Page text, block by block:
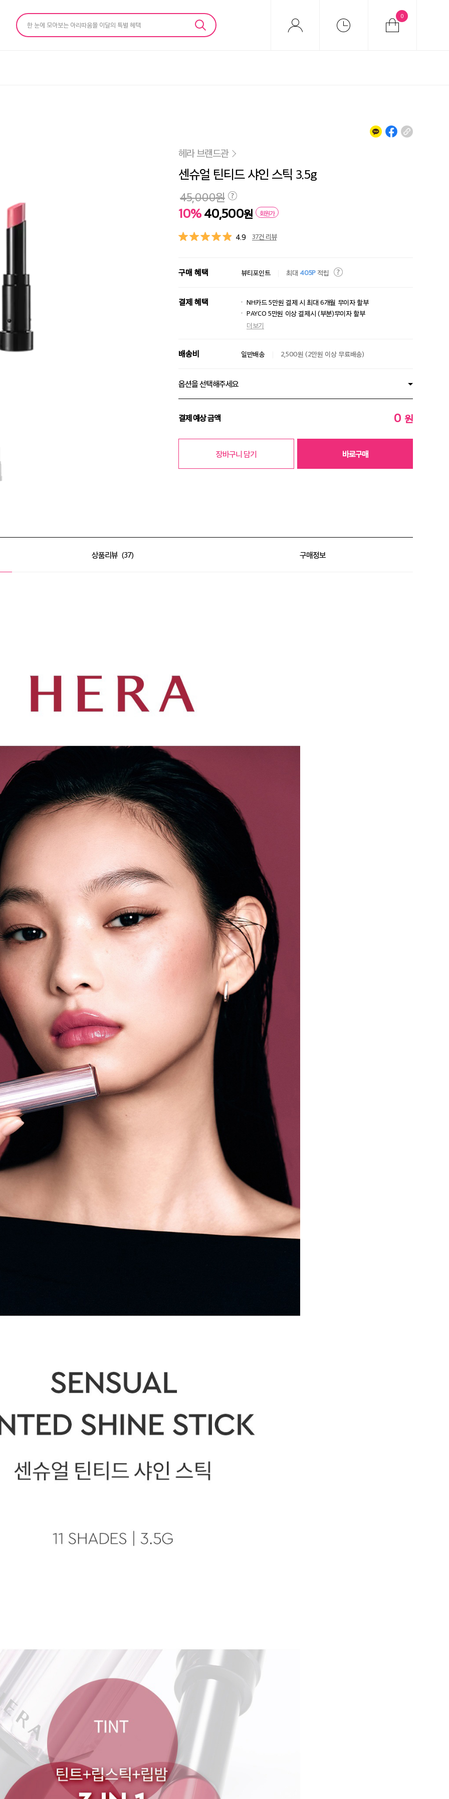
한 눈에 모아보는 아리따움몰 이달의 특별 혜택
0
헤라 브랜드관
센슈얼 틴티드 샤인 스틱 3.5g
10% 40,500원 회원가
45,000원
4.9 37건 리뷰
구매 혜택 뷰티포인트 최대 405P적립
결제 혜택
NH카드 5만원 결제 시 최대 6개월 무이자 할부
PAYCO 5만원 이상 결제시 (부분)무이자 할부
더보기
배송비 일반배송 2,500원 (2만원 이상 무료배송)
옵션을 선택해주세요
결제 예상 금액 0 원
장바구니 담기 바로구매
상품리뷰 37 구매정보